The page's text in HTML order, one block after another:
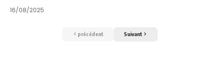
16/08/2025
précédent Suivant